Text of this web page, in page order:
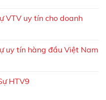
VTV uy tín cho doanh
uy tín hàng đầu Việt Nam
HTV9